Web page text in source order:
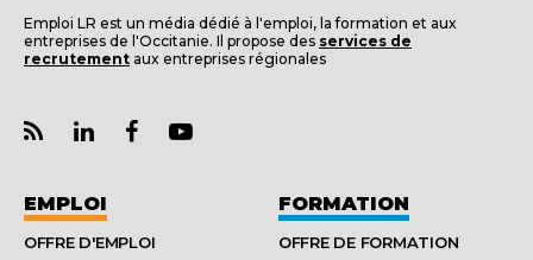
Emploi LR est un média dédié à l'emploi, la formation et aux
entreprises de l'Occitanie. Il propose des services de
recrutement aux entreprises régionales
EMPLOI
OFFRE D'EMPLOI
FORMATION
OFFRE DE FORMATION